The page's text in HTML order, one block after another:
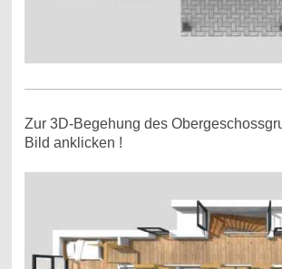
Zur 3D-Begehung des
Bild anklicken !